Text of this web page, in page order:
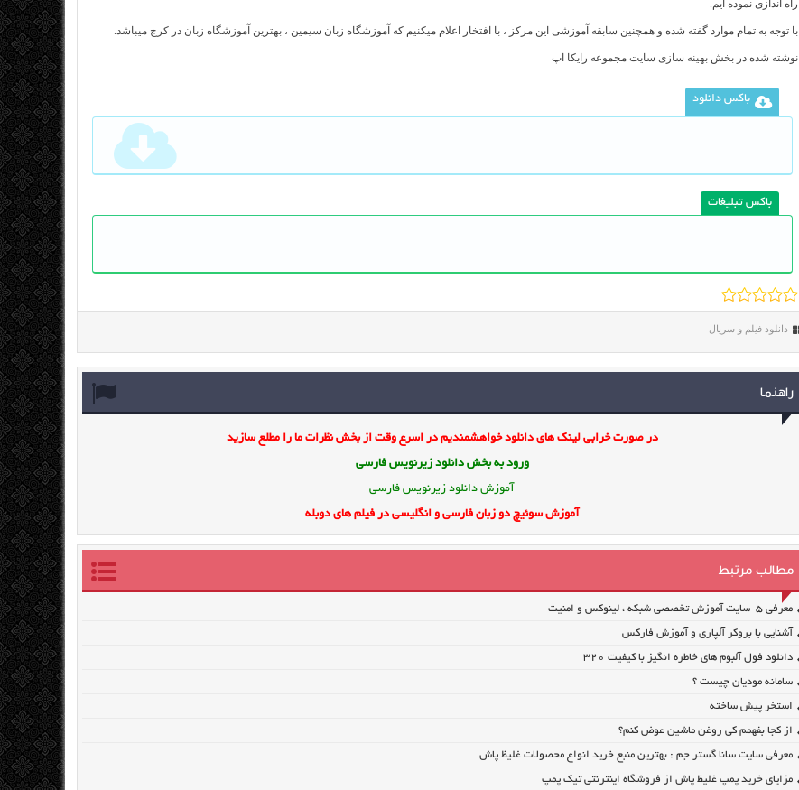
راه اندازی نموده ایم.
با توجه به تمام موارد گفته شده و همچنین سابقه آموزشی این مرکز ، با افتخار اعلام میکنیم که آموزشگاه زبان سیمین ، بهترین آموزشگاه زبان در کرج میباشد.
نوشته شده در بخش بهینه سازی سایتمجموعه رایکا اپ
باکس دانلود
باکس تبلیغات
دانلود فیلم و سریال
راهنما
در صورت خرابی لینک های دانلود خواهشمندیم در اسرع وقت از بخش نظرات ما را مطلع سازید
ورود به بخش دانلود زیرنویس فارسی
آموزش دانلود زیرنویس فارسی
آموزش سوئیچ دو زبان فارسی و انگلیسی در فیلم های دوبله
مطالب مرتبط
معرفی ۵ سایت آموزش تخصصی شبکه ، لینوکس و امنیت
آشنایی با بروکر آلپاری و آموزش فارکس
دانلود فول آلبوم های خاطره انگیز با کیفیت ۳۲۰
سامانه مودیان چیست ؟
استخر پیش ساخته
از کجا بفهمم کی روغن ماشین عوض کنم؟
معرفی سایت سانا گستر جم : بهترین منبع خرید انواع محصولات غلیظ پاش
مزایای خرید پمپ غلیظ پاش از فروشگاه اینترنتی تیک پمپ